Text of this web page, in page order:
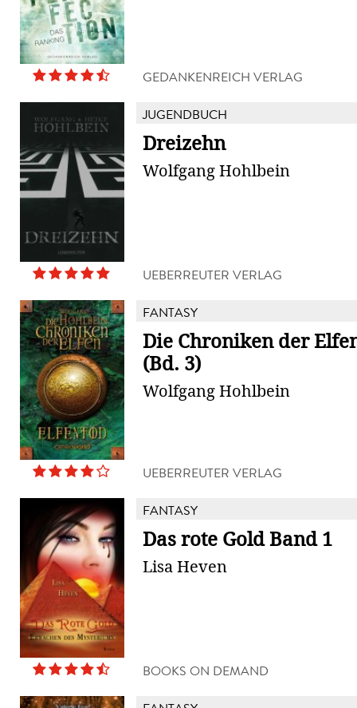
GEDANKENREICH VERLAG
JUGENDBUCH
Dreizehn
Wolfgang Hohlbein
UEBERREUTER VERLAG
FANTASY
Die Chroniken der
(Bd. 3)
Wolfgang Hohlbein
UEBERREUTER VERLAG
FANTASY
Das rote Gold Band 1
Lisa Heven
BOOKS ON DEMAND